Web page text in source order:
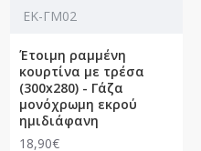
ΕΚ-ΓΜ02
Έτοιμη ραμμένη
κουρτίνα με τρέσα
(300x280) - Γάζα
μονόχρωμη εκρού
ημιδιάφανη
18,90€